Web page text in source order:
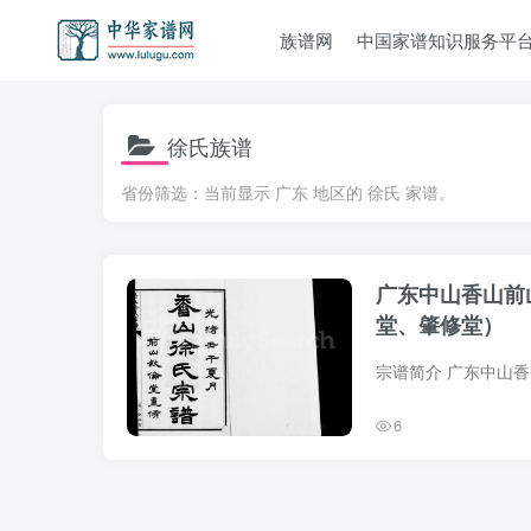
族谱网 中国家谱知识服务平
徐氏族谱
省份筛选：当前显示 广东 地区的 徐氏 家谱。
广东中山香山
堂、肇修堂）
6